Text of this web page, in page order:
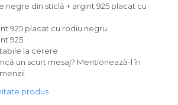
negre din sticlă + argint 925 placat cu
925 placat cu rodiu negru
925
la cerere
un scurt mesaj? Menționează-l în
produs